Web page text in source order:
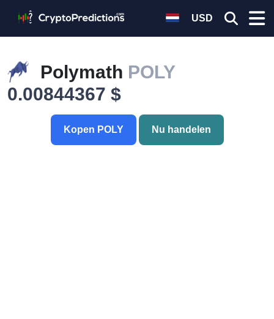
USD
Polymath POLY
0.00844367 $
Kopen POLY Nu handelen